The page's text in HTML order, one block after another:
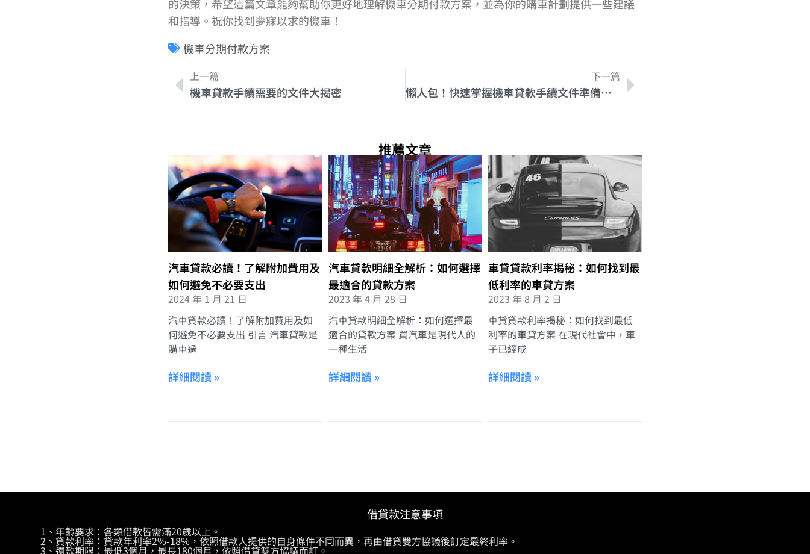
的決策，希望這篇文章能夠幫助你更好地理解機車分期付款方案，並為你的購車計劃提供一些建議
和指導。祝你找到夢寐以求的機車！
機車分期付款方案
上一篇
機車貸款手續需要的文件大揭密
下一篇
懶人包！快速掌握機車貸款手續文件準備指南
推薦文章
汽車貸款必讀！了解附加費用及
如何避免不必要支出
2024 年 1 月 21 日
汽車貸款必讀！了解附加費用及如
何避免不必要支出 引言 汽車貸款是
購車過
詳細閱讀 »
汽車貸款明細全解析：如何選擇
最適合的貸款方案
2023 年 4 月 28 日
汽車貸款明細全解析：如何選擇最
適合的貸款方案 買汽車是現代人的
一種生活
詳細閱讀 »
車貸貸款利率揭秘：如何找到最
低利率的車貸方案
2023 年 8 月 2 日
車貸貸款利率揭秘：如何找到最低
利率的車貸方案 在現代社會中，車
子已經成
詳細閱讀 »
借貸款注意事項
1、年齡要求：各類借款皆需滿20歲以上。
2、貸款利率：貸款年利率2%-18%，依照借款人提供的自身條件不同而異，再由借貸雙方協議後訂定最終利率。
3、還款期限：最低3個月，最長180個月，依照借貸雙方協議而訂。